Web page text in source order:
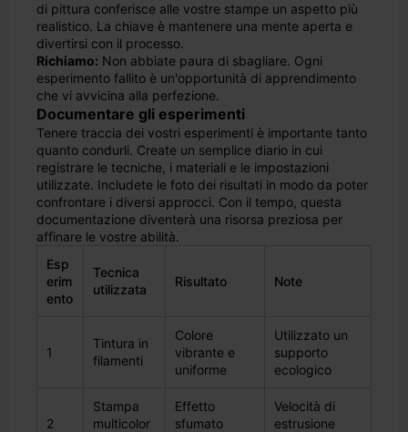
di pittura conferisce alle vostre stampe un aspetto più
realistico. La chiave è mantenere una mente aperta e
divertirsi con il processo.
Richiamo: Non abbiate paura di sbagliare. Ogni
esperimento fallito è un'opportunità di apprendimento
che vi avvicina alla perfezione.
Documentare gli esperimenti
Tenere traccia dei vostri esperimenti è importante tanto
quanto condurli. Create un semplice diario in cui
registrare le tecniche, i materiali e le impostazioni
utilizzate. Includete le foto dei risultati in modo da poter
confrontare i diversi approcci. Con il tempo, questa
documentazione diventerà una risorsa preziosa per
affinare le vostre abilità.
Esp
erim
ento
Tecnica
utilizzata
Risultato Note
1
Tintura in
filamenti
Colore
vibrante e
uniforme
Utilizzato un
supporto
ecologico
2
Stampa
multicolor
Effetto
sfumato
Velocità di
estrusione